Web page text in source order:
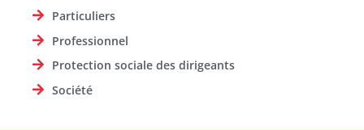
Particuliers
Professionnel
Protection sociale des dirigeants
Société